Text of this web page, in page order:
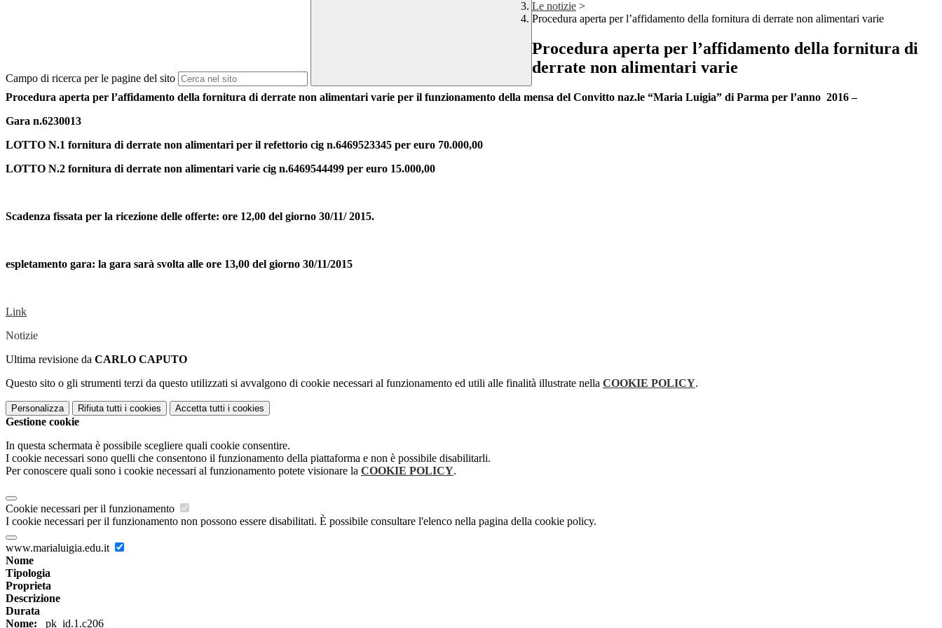
Campo di ricerca per le pagine del sito
Le notizie >
Procedura aperta per l’affidamento della fornitura di derrate non alimentari varie
Procedura aperta per l’affidamento della fornitura di
derrate non alimentari varie
Procedura aperta per l’affidamento della fornitura di derrate non alimentari varie per il funzionamento della mensa del Convitto naz.le “Maria Luigia” di Parma per l’anno 2016 –
Gara n.6230013
LOTTO N.1 fornitura di derrate non alimentari per il refettorio cig n.6469523345 per euro 70.000,00
LOTTO N.2 fornitura di derrate non alimentari varie cig n.6469544499 per euro 15.000,00
Scadenza fissata per la ricezione delle offerte: ore 12,00 del giorno 30/11/ 2015.
espletamento gara: la gara sarà svolta alle ore 13,00 del giorno 30/11/2015
Link
Notizie
Ultima revisione da CARLO CAPUTO
Questo sito o gli strumenti terzi da questo utilizzati si avvalgono di cookie necessari al funzionamento ed utili alle finalità illustrate nella COOKIE POLICY.
Personalizza Rifiuta tutti i cookies Accetta tutti i cookies
Gestione cookie
In questa schermata è possibile scegliere quali cookie consentire.
I cookie necessari sono quelli che consentono il funzionamento della piattaforma e non è possibile disabilitarli.
Per conoscere quali sono i cookie necessari al funzionamento potete visionare la COOKIE POLICY.
Cookie necessari per il funzionamento
I cookie necessari per il funzionamento non possono essere disabilitati. È possibile consultare l'elenco nella pagina della cookie policy.
www.marialuigia.edu.it
Nome
Tipologia
Proprieta
Descrizione
Durata
Nome: _pk_id.1.c206